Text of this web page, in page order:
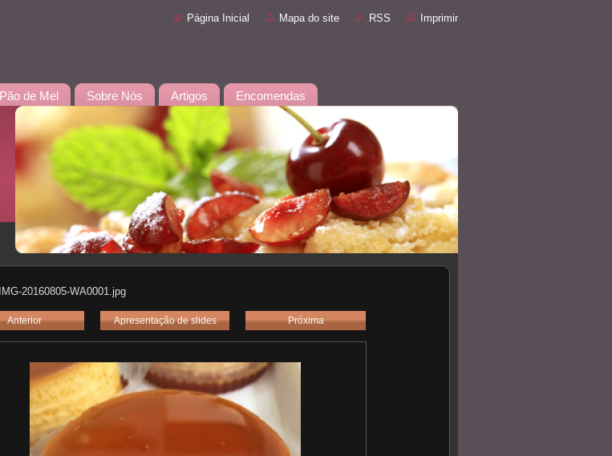
Página Inicial Mapa do site RSS Imprimir
Pão de Mel Sobre Nós Artigos Encomendas
IMG-20160805-WA0001.jpg
Anterior Apresentação de slides Próxima